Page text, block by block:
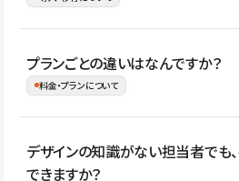
イト全体のデザインや設定がそのまま移
め、移行後にページ構成やデザイン、
はい。アクセス規模が大きいサイトや、
理、セキュリティ確認、既存システム
ない段階でも、お問い合わせください。
お問合せはこちら
プランごとの違いはなんですか？
料金・プランについて
公開ページ数、バージョン履歴の期間
管理の有無などがプランごとに異なり
デザインの知識がない担当者でも
できますか？